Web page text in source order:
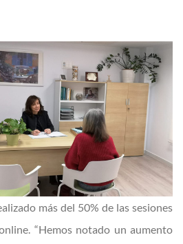
más del 50% de las sesiones
“Hemos notado un aumento